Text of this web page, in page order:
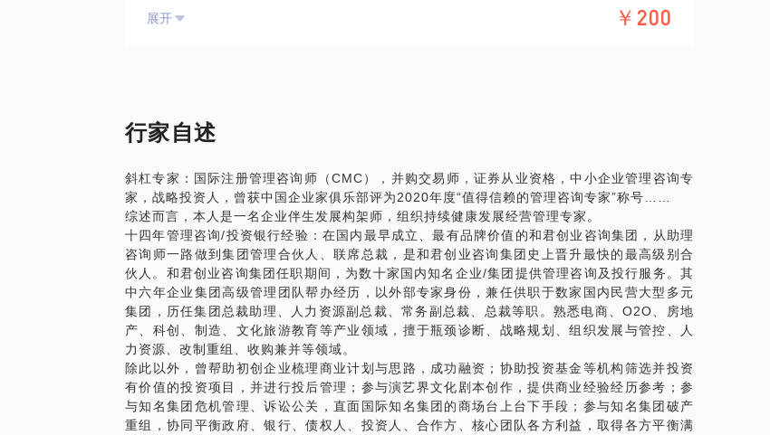
从不做预算到有预算、报告和容忍偏差；
组织绩效如何承载与发挥？
核心管理流程是否优化与明晰？
权限划分是否明确合理？
成本控制与利润压力是否合理有效？
集中高效决策能否落地有力？
组织信息流转能否畅通高效？
如何让老板和核心团队能够从繁琐的日常管理中解脱出来，更多的时间投入到公司的战
略、投资、资源和人才培养等重大事项中去；
组织调整最大的挑战，来自于企业家团队能否改变自己的领导风格。风格的改变不仅代
表个人管理方式的改变，也代表整个公司文化的调整。
我将根据每个企业的创业历史、经营优势、资源积累和团队互补情况进行综合分析判
断，与企业团队共同探讨的组织适配状态的健康程度，帮助企业对自身经营目标与现实
能力的差距加以测评，找到组织变革与能力形成的关键要素，帮助企业找到实现业绩目
标突破、组织能力建设、团队构成培养的现实可行路径，最终帮助企业获得快速增长。
不限于）：
5.如何明目标：制定并熟悉团队短期目标和长‬期愿景，激发‬员工斗志。
6.如何明责权：‬制定岗位职责，‬明确奖惩标准，责任与‬权利挂钩，目标‬与薪酬挂‬钩。
8.如何查结果：‬结果原则导向‬，没有结果的‬苦劳是徒‬劳，过程为‬结果服务。
9.如何及时奖：奖励越及时‬效果越好，时机‬选择很重要，‬尤其是过程性检查结‬果要及时
奖励。
10.如何奖优劣‬：奖要奖的心花怒放，罚要‬罚得胆战‬心惊，树典型，抓‬反面，通过对比激
励员‬工。
11.如何多样奖‬：精神‬奖励、金钱奖励、物质奖‬励缺一不可，根据实情际‬况变换花‬样。
我们该如何打造优秀的人才发展项目，培养一批自有的高端人才，结合公司的战略规划
发展，在人才竞争中占据优势，推动企业的变革和成长，解决长远的生存与发展问题。
本人担任大型咨询集团管理合伙人及企业CEO多年，具丰富的人力资源发展、组织发展
与变革管理、企业文化落地、管理层辅导及教练等经验，愿与您共同探讨，组织团队成
长的课题。
展开 ￥200
行家自述
斜杠专家：国际注册管理咨询师（CMC），并购交易师，证券从业资格，中小企业管理咨询专
家，战略投资人，曾获中国企业家俱乐部评为2020年度“值得信赖的管理咨询专家”称号……
综述而言，本人是一名企业伴生发展构架师，组织持续健康发展经营管理专家。
十四年管理咨询/投资银行经验：在国内最早成立、最有品牌价值的和君创业咨询集团，从助理
咨询师一路做到集团管理合伙人、联席总裁，是和君创业咨询集团史上晋升最快的最高级别合
伙人。和君创业咨询集团任职期间，为数十家国内知名企业/集团提供管理咨询及投行服务。其
中六年企业集团高级管理团队帮办经历，以外部专家身份，兼任供职于数家国内民营大型多元
集团，历任集团总裁助理、人力资源副总裁、常务副总裁、总裁等职。熟悉电商、O2O、房地
产、科创、制造、文化旅游教育等产业领域，擅于瓶颈诊断、战略规划、组织发展与管控、人
力资源、改制重组、收购兼并等领域。
除此以外，曾帮助初创企业梳理商业计划与思路，成功融资；协助投资基金等机构筛选并投资
有价值的投资项目，并进行投后管理；参与演艺界文化剧本创作，提供商业经验经历参考；参
与知名集团危机管理、诉讼公关，直面国际知名集团的商场台上台下手段；参与知名集团破产
重组，协同平衡政府、银行、债权人、投资人、合作方、核心团队各方利益，取得各方平衡满